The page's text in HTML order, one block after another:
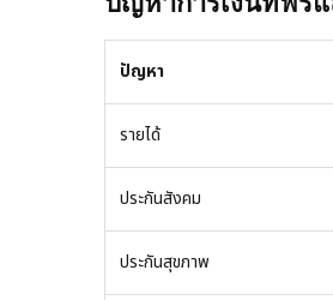
ปัญหา
รายได้
ประกันสังคม
ประกันสุขภาพ